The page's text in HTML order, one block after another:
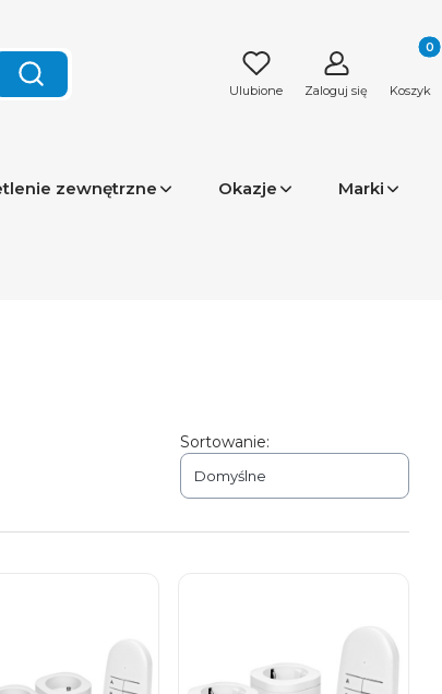
Szukaj Ulubione Zaloguj się Koszyk
zewnętrzne Okazje Marki
Sortowanie:
Domyślne